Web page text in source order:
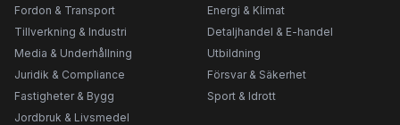
Fordon & Transport
Energi & Klimat
Tillverkning & Industri
Detaljhandel & E-handel
Media & Underhållning
Utbildning
Juridik & Compliance
Försvar & Säkerhet
Fastigheter & Bygg
Sport & Idrott
Jordbruk & Livsmedel